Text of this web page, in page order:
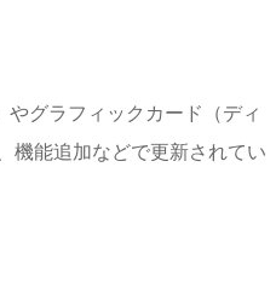
グラフィックカード（ディ
機能追加などで更新されてい